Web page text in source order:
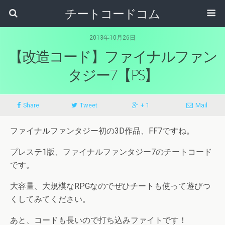
チートコードコム
2013年10月26日
【改造コード】ファイナルファン
タジー7【PS】
Share Tweet + 1 Mail
ファイナルファンタジー初の3D作品、FF7ですね。
プレステ1版、ファイナルファンタジー7のチートコード
です。
大容量、大規模なRPGなのでぜひチートも使って遊びつ
くしてみてください。
あと、コードも長いので打ち込みファイトです！